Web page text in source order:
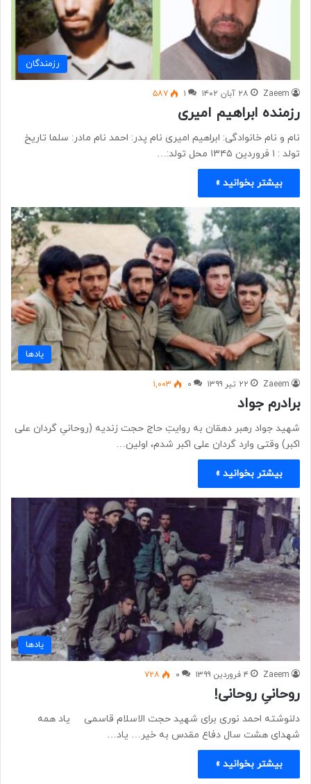
رزمندگان
Zaeem ۲۸ آبان ۱۴۰۲ ۱ ۵۸۷
رزمنده ابراهیم امیری
نام و نام خانوادگی: ابراهیم امیری نام پدر: احمد نام مادر: سلما تاریخ
تولد : ۱ فروردین ۱۳۴۵ محل تولد:…
بیشتر بخوانید »
یادها
Zaeem ۲۲ تیر ۱۳۹۹ ۰ ۱,۰۰۳
برادرم جواد
شهید جواد رهبر دهقان به روایتِ حاج حجت زندیه (روحانیِ گردان علی
اکبر) وقتی وارد گردان علی اکبر شدم، اولین…
بیشتر بخوانید »
یادها
Zaeem ۴ فروردین ۱۳۹۹ ۰ ۷۲۸
روحانیِ روحانی!
دلنوشته احمد نوری برای شهید حجت الاسلام قاسمی یاد همه
شهدای هشت سال دفاع مقدس به خیر… یاد…
بیشتر بخوانید »